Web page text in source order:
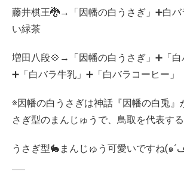
藤井棋王🐉→「因幡の白うさぎ」➕白バ
い緑茶
増田八段💠→「因幡の白うさぎ」➕「白
➕「白バラ牛乳」➕「白バラコーヒー」
※因幡の白うさぎは神話『因幡の白兎』
さぎ型のまんじゅうで、鳥取を代表す